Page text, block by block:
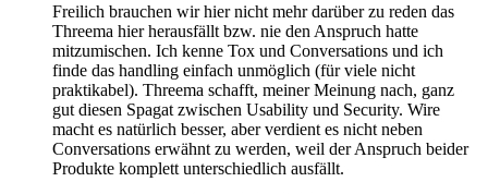
Freilich brauchen wir hier nicht mehr darüber zu reden das
Threema hier herausfällt bzw. nie den Anspruch hatte
mitzumischen. Ich kenne Tox und Conversations und ich
finde das handling einfach unmöglich (für viele nicht
praktikabel). Threema schafft, meiner Meinung nach, ganz
gut diesen Spagat zwischen Usability und Security. Wire
macht es natürlich besser, aber verdient es nicht neben
Conversations erwähnt zu werden, weil der Anspruch beider
Produkte komplett unterschiedlich ausfällt.